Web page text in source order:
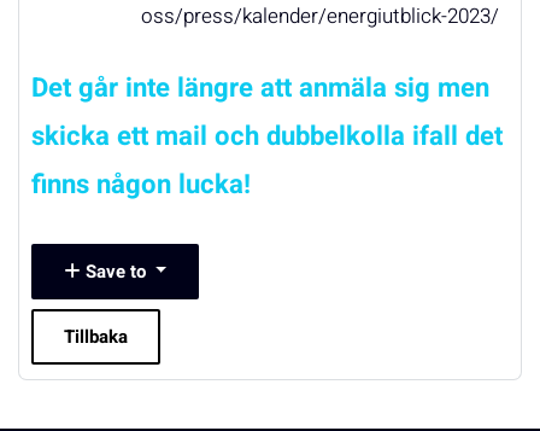
oss/press/kalender/energiutblick-2023/
Det går inte längre att anmäla sig men
skicka ett mail och dubbelkolla ifall det
finns någon lucka!
Save to
Tillbaka